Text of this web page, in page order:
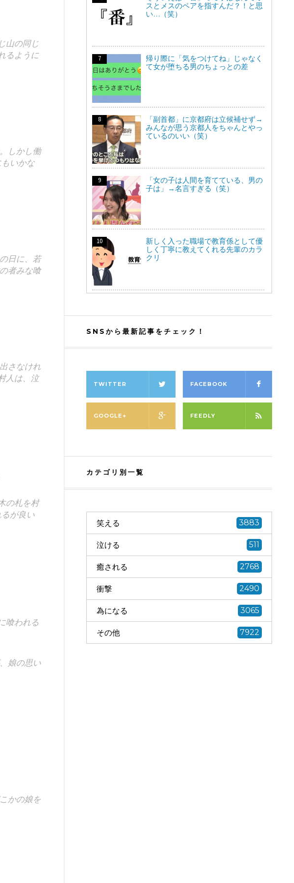
山の同じ
るように
しかし働
いかな
日に、若
者みな喰
さなけれ
人は、泣
の札を村
が良い
喰われる
娘の思い
かの娘を
スとメスのペアを指すんだ？！と思
い…（笑）
帰り際に「気をつけてね」じゃなく
て女が堕ちる男のちょっとの差
「副首都」に京都府は立候補せず→
みんなが思う京都人をちゃんとやっ
ているのいい（笑）
「女の子は人間を育てている、男の
子は」→名言すぎる（笑）
新しく入った職場で教育係として優
しく丁寧に教えてくれる先輩のカラ
クリ
SNSから最新記事をチェック！
TWITTER FACEBOOK
GOOGLE+ FEEDLY
カテゴリ別一覧
笑える 3883
泣ける 511
癒される 2768
衝撃 2490
為になる 3065
その他 7922